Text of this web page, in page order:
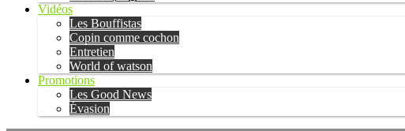
Vidéos
Les Bouffistas
Copin comme cochon
Entretien
World of watson
Promotions
Les Good News
Évasion